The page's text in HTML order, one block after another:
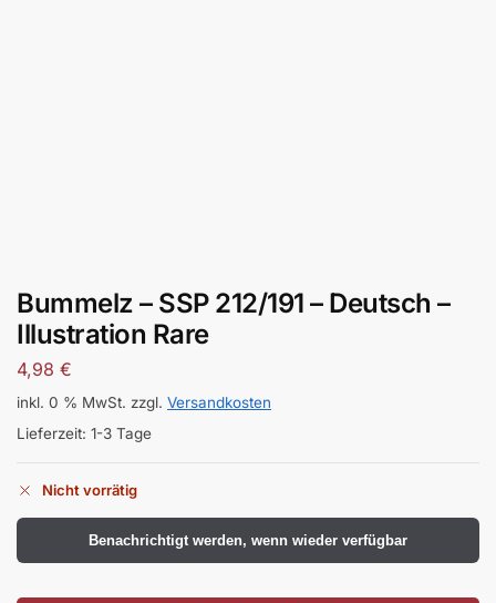
Bummelz – SSP 212/191 – Deutsch –
Illustration Rare
4,98 €
inkl. 0 % MwSt. zzgl. Versandkosten
Lieferzeit: 1-3 Tage
Nicht vorrätig
Benachrichtigt werden, wenn wieder verfügbar